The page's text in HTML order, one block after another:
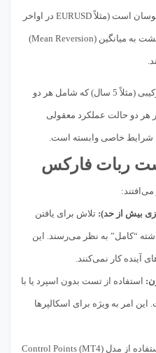
سطوح حمایت و مقاومت در نوسان است (مثلاً EURUSD در اواخر
2022). ربات‌های مبتنی بر بازگشت به میانگین (Mean Reversion)
ربات را روی یک بازه زمانی ترکیبی (مثلاً 5 سال) که شامل هر دو
هر دو حالت عملکرد معقولی
شرایط خاصی وابسته است.
ربات فارکس
تلاش برای یافتن
“کامل” به نظر می‌رسند. این
آینده کار نمی‌کنند.
استفاده از تست بدون اسپرد یا با
این امر به ویژه برای اسکالپرها
استفاده از مدل Control Points (MT4)